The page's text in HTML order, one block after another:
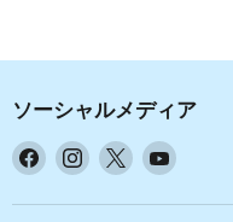
ソーシャルメディア
Facebook
見
Instagram
見
X
見
YouTube
見